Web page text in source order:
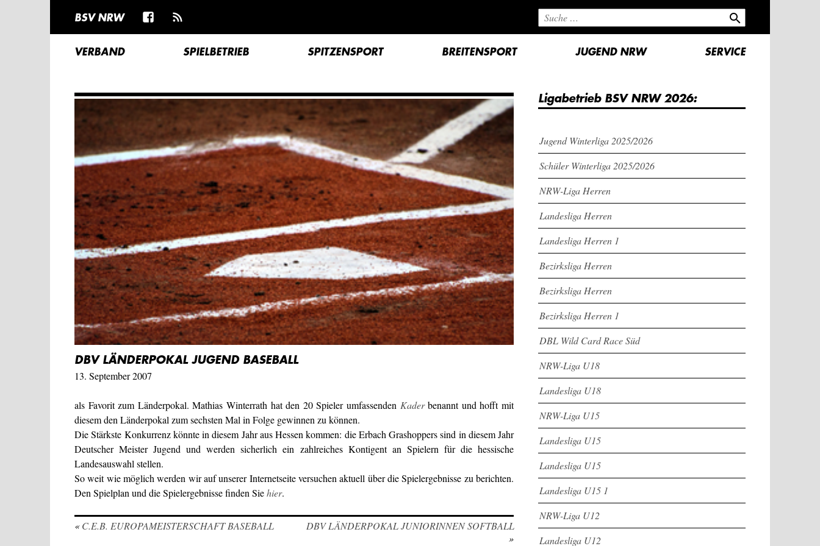
BSV NRW search
VERBAND SPIELBETRIEB SPITZENSPORT BREITENSPORT JUGEND NRW SERVICE
DBV LÄNDERPOKAL JUGEND BASEBALL
13. September 2007
als Favorit zum Länderpokal. Mathias Winterrath hat den 20 Spieler umfassenden Kaderbenannt und hofft mit
diesem den Länderpokal zum sechsten Mal in Folge gewinnen zu können.
Die Stärkste Konkurrenz könnte in diesem Jahr aus Hessen kommen: die Erbach Grashoppers sind in diesem Jahr
Deutscher Meister Jugend und werden sicherlich ein zahlreiches Kontigent an Spielern für die hessische
Landesauswahl stellen.
So weit wie möglich werden wir auf unserer Internetseite versuchen aktuell über die Spielergebnisse zu berichten.
Den Spielplan und die Spielergebnisse finden Siehier.
«C.E.B. EUROPAMEISTERSCHAFT BASEBALL
DBV LÄNDERPOKAL JUNIORINNEN SOFTBALL
»
Ligabetrieb BSV NRW 2026:
Jugend Winterliga 2025/2026
Schüler Winterliga 2025/2026
NRW-Liga Herren
Landesliga Herren
Landesliga Herren 1
Bezirksliga Herren
Bezirksliga Herren
Bezirksliga Herren 1
DBL Wild Card Race Süd
NRW-Liga U18
Landesliga U18
NRW-Liga U15
Landesliga U15
Landesliga U15
Landesliga U15 1
NRW-Liga U12
Landesliga U12